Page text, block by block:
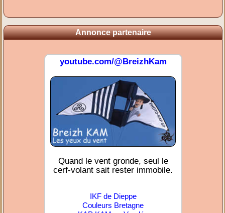
Annonce partenaire
youtube.com/@BreizhKam
Quand le vent gronde, seul le
cerf-volant sait rester immobile.
IKF de Dieppe
Couleurs Bretagne